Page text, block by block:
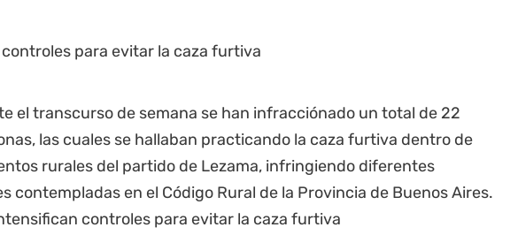
el transcurso de semana se han infracciónado un total de 22
las cuales se hallaban practicando la caza furtiva dentro de
rurales del partido de Lezama, infringiendo diferentes
contempladas en el Código Rural de la Provincia de Buenos Aires.